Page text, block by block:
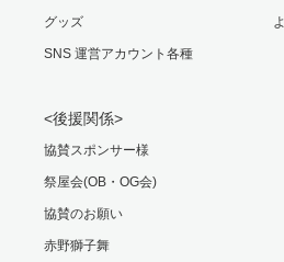
グッズ
SNS 運営アカウント各種
<後援関係>
協賛スポンサー様
祭屋会(OB・OG会)
協賛のお願い
赤野獅子舞